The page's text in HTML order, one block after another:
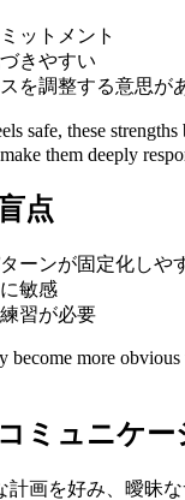
ットメント
きやすい
を調整する意思が
safe, these
them deeply
点
ーンが固定化しや
敏感
習が必要
become more
ミュニケー
計画を好み、曖昧